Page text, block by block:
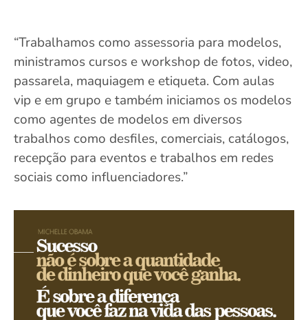
“Trabalhamos como assessoria para modelos,
ministramos cursos e workshop de fotos, video,
passarela, maquiagem e etiqueta. Com aulas
vip e em grupo e também iniciamos os modelos
como agentes de modelos em diversos
trabalhos como desfiles, comerciais, catálogos,
recepção para eventos e trabalhos em redes
sociais como influenciadores.”